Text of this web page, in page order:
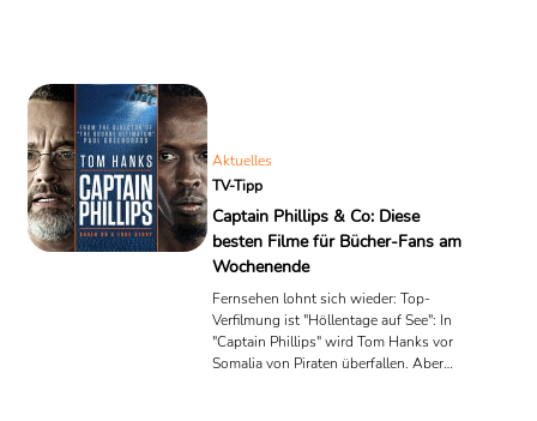
vorgezeichneten Schicksal. Greens
Werk hat nicht nur Jugendliche,
sondern auch Erwachsene weltweit
berührt und wurde zu einem ...
Aktuelles
TV-Tipp
Captain Phillips & Co: Diese
besten Filme für Bücher-Fans am
Wochenende
Fernsehen lohnt sich wieder: Top-
Verfilmung ist "Höllentage auf See": In
"Captain Phillips" wird Tom Hanks vor
Somalia von Piraten überfallen. Aber